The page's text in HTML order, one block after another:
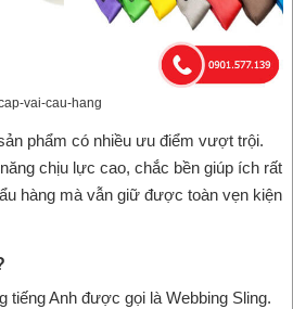
vai-cau-hang
phẩm có nhiều ưu điểm vượt trội.
chịu lực cao, chắc bền giúp ích rất
hàng mà vẫn giữ được toàn vẹn kiện
tiếng Anh được gọi là Webbing Sling.